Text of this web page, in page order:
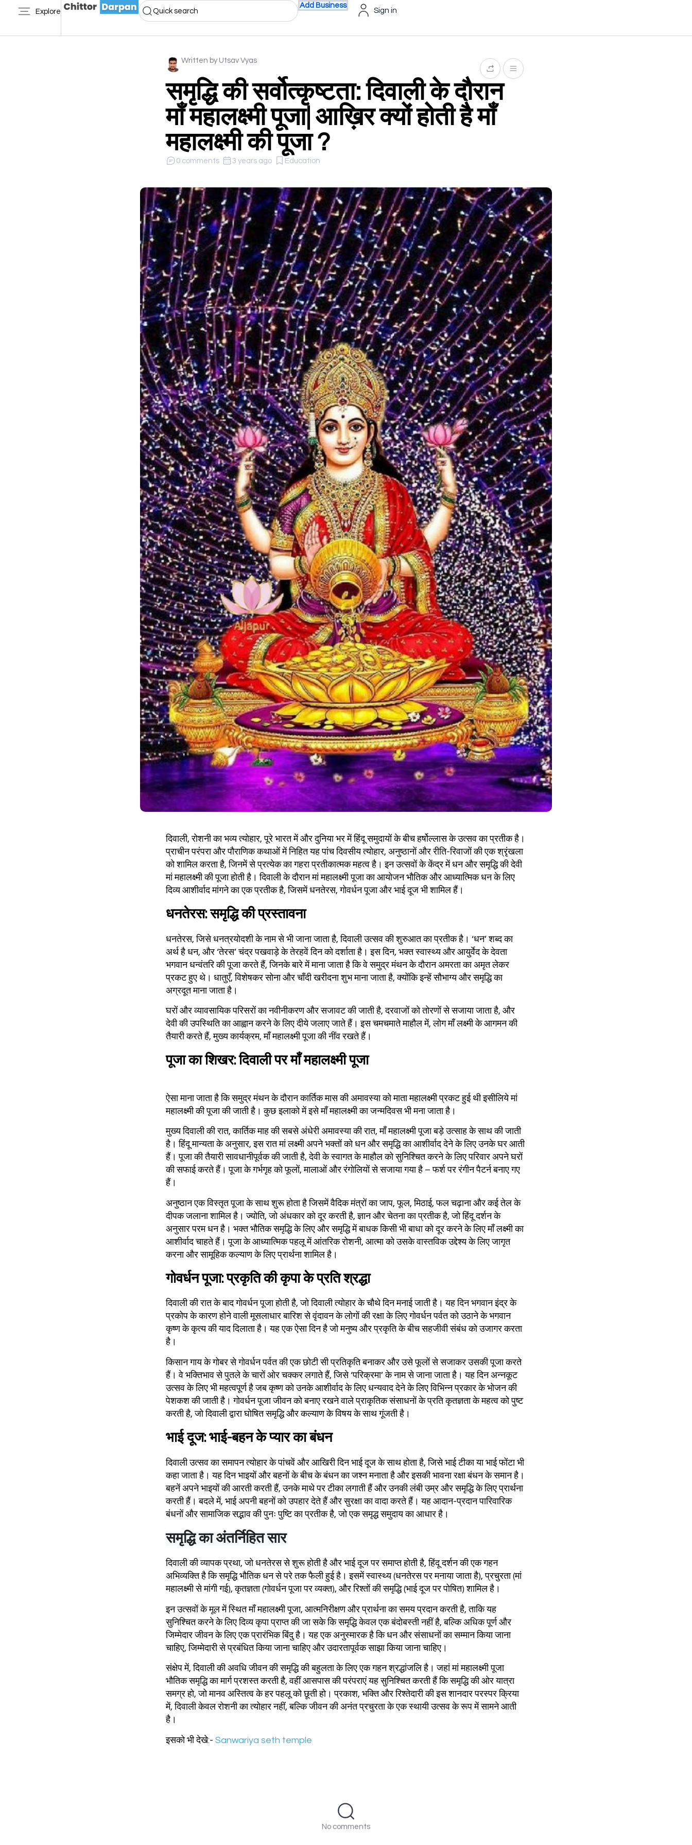
Explore Quick search
Add Business
Sign in
Written by Utsav Vyas
समृद्धि की सर्वोत्कृष्टता: दिवाली के दौरान
माँ महालक्ष्मी पूजा| आख़िर क्यों होती है माँ
महालक्ष्मी की पूजा ?
0 comments 3 years ago Education
दिवाली, रोशनी का भव्य त्योहार, पूरे भारत में और दुनिया भर में हिंदू समुदायों के बीच हर्षोल्लास के उत्सव का प्रतीक है।
प्राचीन परंपरा और पौराणिक कथाओं में निहित यह पांच दिवसीय त्योहार, अनुष्ठानों और रीति-रिवाजों की एक श्रृंखला
को शामिल करता है, जिनमें से प्रत्येक का गहरा प्रतीकात्मक महत्व है। इन उत्सवों के केंद्र में धन और समृद्धि की देवी
मां महालक्ष्मी की पूजा होती है। दिवाली के दौरान मां महालक्ष्मी पूजा का आयोजन भौतिक और आध्यात्मिक धन के लिए
दिव्य आशीर्वाद मांगने का एक प्रतीक है, जिसमें धनतेरस, गोवर्धन पूजा और भाई दूज भी शामिल हैं।
धनतेरस: समृद्धि की प्रस्तावना
धनतेरस, जिसे धनत्रयोदशी के नाम से भी जाना जाता है, दिवाली उत्सव की शुरुआत का प्रतीक है। ‘धन’ शब्द का
अर्थ है धन, और ‘तेरस’ चंद्र पखवाड़े के तेरहवें दिन को दर्शाता है। इस दिन, भक्त स्वास्थ्य और आयुर्वेद के देवता
भगवान धन्वंतरि की पूजा करते हैं, जिनके बारे में माना जाता है कि वे समुद्र मंथन के दौरान अमरता का अमृत लेकर
प्रकट हुए थे। धातुएँ, विशेषकर सोना और चाँदी खरीदना शुभ माना जाता है, क्योंकि इन्हें सौभाग्य और समृद्धि का
अग्रदूत माना जाता है।
घरों और व्यावसायिक परिसरों का नवीनीकरण और सजावट की जाती है, दरवाजों को तोरणों से सजाया जाता है, और
देवी की उपस्थिति का आह्वान करने के लिए दीये जलाए जाते हैं। इस चमचमाते माहौल में, लोग माँ लक्ष्मी के आगमन की
तैयारी करते हैं, मुख्य कार्यक्रम, माँ महालक्ष्मी पूजा की नींव रखते हैं।
पूजा का शिखर: दिवाली पर माँ महालक्ष्मी पूजा
ऐसा माना जाता है कि समुद्र मंथन के दौरान कार्तिक मास की अमावस्या को माता महालक्ष्मी प्रकट हुई थी इसीलिये मां
महालक्ष्मी की पूजा की जाती है। कुछ इलाको में इसे माँ महालक्ष्मी का जन्मदिवस भी मना जाता है।
मुख्य दिवाली की रात, कार्तिक माह की सबसे अंधेरी अमावस्या की रात, माँ महालक्ष्मी पूजा बड़े उत्साह के साथ की जाती
है। हिंदू मान्यता के अनुसार, इस रात मां लक्ष्मी अपने भक्तों को धन और समृद्धि का आशीर्वाद देने के लिए उनके घर आती
हैं। पूजा की तैयारी सावधानीपूर्वक की जाती है, देवी के स्वागत के माहौल को सुनिश्चित करने के लिए परिवार अपने घरों
की सफाई करते हैं। पूजा के गर्भगृह को फूलों, मालाओं और रंगोलियों से सजाया गया है – फर्श पर रंगीन पैटर्न बनाए गए
हैं।
अनुष्ठान एक विस्तृत पूजा के साथ शुरू होता है जिसमें वैदिक मंत्रों का जाप, फूल, मिठाई, फल चढ़ाना और कई तेल के
दीपक जलाना शामिल है। ज्योति, जो अंधकार को दूर करती है, ज्ञान और चेतना का प्रतीक है, जो हिंदू दर्शन के
अनुसार परम धन है। भक्त भौतिक समृद्धि के लिए और समृद्धि में बाधक किसी भी बाधा को दूर करने के लिए माँ लक्ष्मी का
आशीर्वाद चाहते हैं। पूजा के आध्यात्मिक पहलू में आंतरिक रोशनी, आत्मा को उसके वास्तविक उद्देश्य के लिए जागृत
करना और सामूहिक कल्याण के लिए प्रार्थना शामिल है।
गोवर्धन पूजा: प्रकृति की कृपा के प्रति श्रद्धा
दिवाली की रात के बाद गोवर्धन पूजा होती है, जो दिवाली त्योहार के चौथे दिन मनाई जाती है। यह दिन भगवान इंद्र के
प्रकोप के कारण होने वाली मूसलाधार बारिश से वृंदावन के लोगों की रक्षा के लिए गोवर्धन पर्वत को उठाने के भगवान
कृष्ण के कृत्य की याद दिलाता है। यह एक ऐसा दिन है जो मनुष्य और प्रकृति के बीच सहजीवी संबंध को उजागर करता
है।
किसान गाय के गोबर से गोवर्धन पर्वत की एक छोटी सी प्रतिकृति बनाकर और उसे फूलों से सजाकर उसकी पूजा करते
हैं। वे भक्तिभाव से पुतले के चारों ओर चक्कर लगाते हैं, जिसे ‘परिक्रमा’ के नाम से जाना जाता है। यह दिन अन्नकूट
उत्सव के लिए भी महत्वपूर्ण है जब कृष्ण को उनके आशीर्वाद के लिए धन्यवाद देने के लिए विभिन्न प्रकार के भोजन की
पेशकश की जाती है। गोवर्धन पूजा जीवन को बनाए रखने वाले प्राकृतिक संसाधनों के प्रति कृतज्ञता के महत्व को पुष्ट
करती है, जो दिवाली द्वारा घोषित समृद्धि और कल्याण के विषय के साथ गूंजती है।
भाई दूज: भाई-बहन के प्यार का बंधन
दिवाली उत्सव का समापन त्योहार के पांचवें और आखिरी दिन भाई दूज के साथ होता है, जिसे भाई टीका या भाई फोंटा भी
कहा जाता है। यह दिन भाइयों और बहनों के बीच के बंधन का जश्न मनाता है और इसकी भावना रक्षा बंधन के समान है।
बहनें अपने भाइयों की आरती करती हैं, उनके माथे पर टीका लगाती हैं और उनकी लंबी उम्र और समृद्धि के लिए प्रार्थना
करती हैं। बदले में, भाई अपनी बहनों को उपहार देते हैं और सुरक्षा का वादा करते हैं। यह आदान-प्रदान पारिवारिक
बंधनों और सामाजिक सद्भाव की पुनः पुष्टि का प्रतीक है, जो एक समृद्ध समुदाय का आधार है।
समृद्धि का अंतर्निहित सार
दिवाली की व्यापक प्रथा, जो धनतेरस से शुरू होती है और भाई दूज पर समाप्त होती है, हिंदू दर्शन की एक गहन
अभिव्यक्ति है कि समृद्धि भौतिक धन से परे तक फैली हुई है। इसमें स्वास्थ्य (धनतेरस पर मनाया जाता है), प्रचुरता (मां
महालक्ष्मी से मांगी गई), कृतज्ञता (गोवर्धन पूजा पर व्यक्त), और रिश्तों की समृद्धि (भाई दूज पर पोषित) शामिल है।
इन उत्सवों के मूल में स्थित माँ महालक्ष्मी पूजा, आत्मनिरीक्षण और प्रार्थना का समय प्रदान करती है, ताकि यह
सुनिश्चित करने के लिए दिव्य कृपा प्राप्त की जा सके कि समृद्धि केवल एक बंदोबस्ती नहीं है, बल्कि अधिक पूर्ण और
जिम्मेदार जीवन के लिए एक प्रारंभिक बिंदु है। यह एक अनुस्मारक है कि धन और संसाधनों का सम्मान किया जाना
चाहिए, जिम्मेदारी से प्रबंधित किया जाना चाहिए और उदारतापूर्वक साझा किया जाना चाहिए।
संक्षेप में, दिवाली की अवधि जीवन की समृद्धि की बहुलता के लिए एक गहन श्रद्धांजलि है। जहां मां महालक्ष्मी पूजा
भौतिक समृद्धि का मार्ग प्रशस्त करती है, वहीं आसपास की परंपराएं यह सुनिश्चित करती हैं कि समृद्धि की ओर यात्रा
समग्र हो, जो मानव अस्तित्व के हर पहलू को छूती हो। प्रकाश, भक्ति और रिश्तेदारी की इस शानदार परस्पर क्रिया
में, दिवाली केवल रोशनी का त्योहार नहीं, बल्कि जीवन की अनंत प्रचुरता के एक स्थायी उत्सव के रूप में सामने आती
है।
इसको भी देखे:- Sanwariya seth temple
No comments